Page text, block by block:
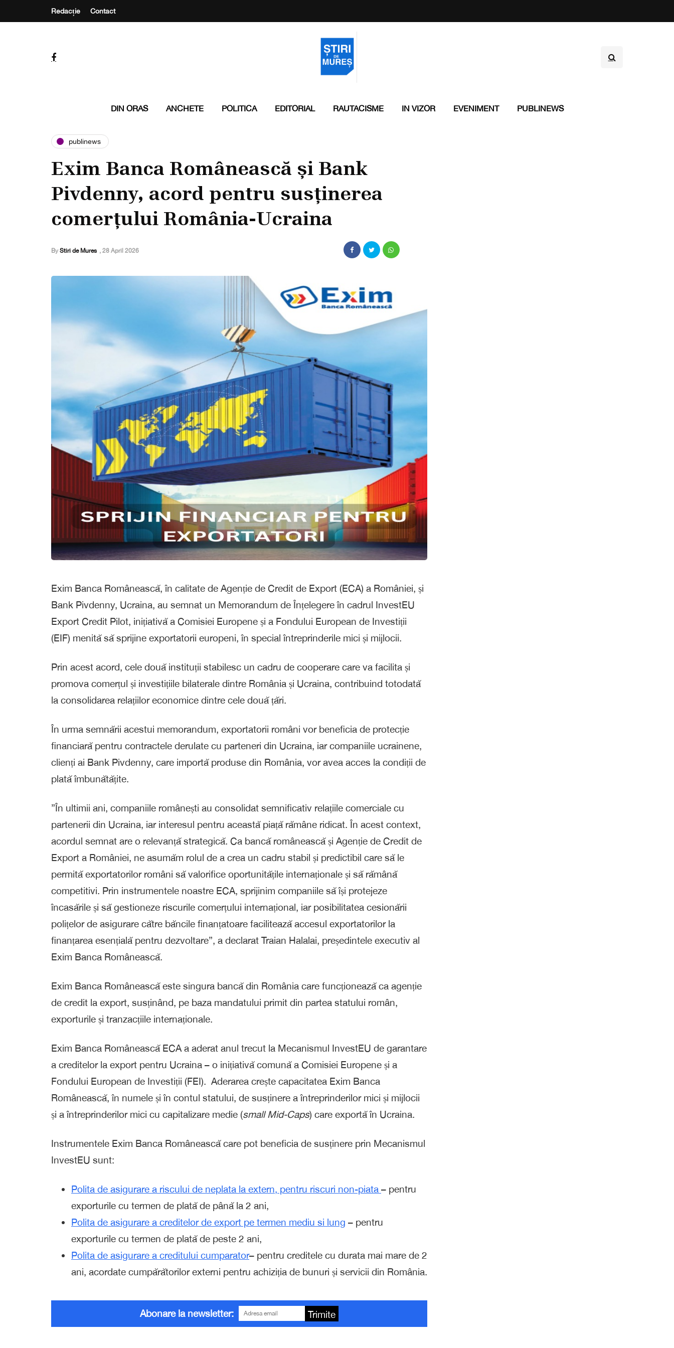
Redacție Contact
DIN ORAS ANCHETE POLITICA EDITORIAL RAUTACISME IN VIZOR EVENIMENT PUBLINEWS
publinews
Exim Banca Românească și Bank
Pivdenny, acord pentru susținerea
comerțului România-Ucraina
By Stiri de Mures , 28 April 2026
Exim Banca Românească, în calitate de Agenție de Credit de Export (ECA) a României, și
Bank Pivdenny, Ucraina, au semnat un Memorandum de Înțelegere în cadrul InvestEU
Export Credit Pilot, inițiativă a Comisiei Europene și a Fondului European de Investiții
(EIF) menită să sprijine exportatorii europeni, în special întreprinderile mici și mijlocii.
Prin acest acord, cele două instituții stabilesc un cadru de cooperare care va facilita și
promova comerțul și investițiile bilaterale dintre România și Ucraina, contribuind totodată
la consolidarea relațiilor economice dintre cele două țări.
În urma semnării acestui memorandum, exportatorii români vor beneficia de protecție
financiară pentru contractele derulate cu parteneri din Ucraina, iar companiile ucrainene,
clienți ai Bank Pivdenny, care importă produse din România, vor avea acces la condiții de
plată îmbunătățite.
”În ultimii ani, companiile românești au consolidat semnificativ relațiile comerciale cu
partenerii din Ucraina, iar interesul pentru această piață rămâne ridicat. În acest context,
acordul semnat are o relevanță strategică. Ca bancă românească și Agenție de Credit de
Export a României, ne asumăm rolul de a crea un cadru stabil și predictibil care să le
permită exportatorilor români să valorifice oportunitățile internaționale și să rămână
competitivi. Prin instrumentele noastre ECA, sprijinim companiile să își protejeze
încasările și să gestioneze riscurile comerțului internațional, iar posibilitatea cesionării
polițelor de asigurare către băncile finanțatoare facilitează accesul exportatorilor la
finanțarea esențială pentru dezvoltare”, a declarat Traian Halalai, președintele executiv al
Exim Banca Românească.
Exim Banca Românească este singura bancă din România care funcționează ca agenție
de credit la export, susținând, pe baza mandatului primit din partea statului român,
exporturile și tranzacțiile internaționale.
Exim Banca Românească ECA a aderat anul trecut la Mecanismul InvestEU de garantare
a creditelor la export pentru Ucraina – o inițiativă comună a Comisiei Europene și a
Fondului European de Investiții (FEI). Aderarea crește capacitatea Exim Banca
Românească, în numele și în contul statului, de susținere a întreprinderilor mici și mijlocii
și a întreprinderilor mici cu capitalizare medie (small Mid-Caps) care exportă în Ucraina.
Instrumentele Exim Banca Românească care pot beneficia de susținere prin Mecanismul
InvestEU sunt:
Polita de asigurare a riscului de neplata la extern, pentru riscuri non-piata – pentru
exporturile cu termen de plată de până la 2 ani,
Polita de asigurare a creditelor de export pe termen mediu si lung – pentru
exporturile cu termen de plată de peste 2 ani,
Polita de asigurare a creditului cumparator– pentru creditele cu durata mai mare de 2
ani, acordate cumpărătorilor externi pentru achiziția de bunuri și servicii din România.
Abonare la newsletter: Trimite